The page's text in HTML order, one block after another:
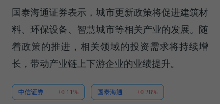
国泰海通证券表示，城市更新政策将促进建筑材
料、环保设备、智慧城市等相关产业的发展。随
着政策的推进，相关领域的投资需求将持续增
长，带动产业链上下游企业的业绩提升。
中信证券 +0.11% 国泰海通 +0.28%